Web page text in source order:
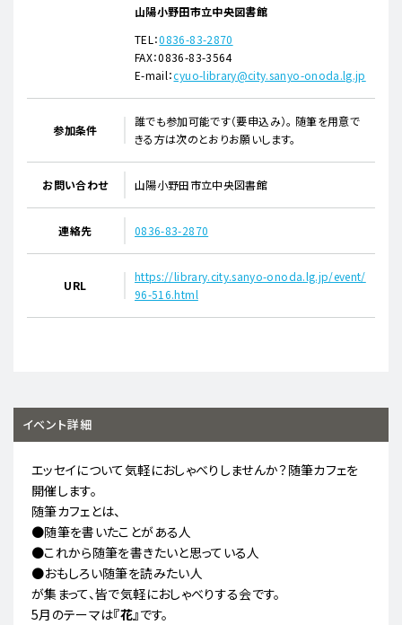
山陽小野田市立中央図書館
TEL：0836-83-2870
FAX：0836-83-3564
E-mail：cyuo-library@city.sanyo-onoda.lg.jp
参加条件
誰でも参加可能です（要申込み）。 随筆を用意で
きる方は次のとおりお願いします。
お問い合わせ 山陽小野田市立中央図書館
連絡先 0836-83-2870
URL
https://library.city.sanyo-onoda.lg.jp/event/
96-516.html
イベント詳細
エッセイについて気軽におしゃべりしませんか？随筆カフェを
開催します。
随筆カフェとは、
●随筆を書いたことがある人
●これから随筆を書きたいと思っている人
●おもしろい随筆を読みたい人
が集まって、皆で気軽におしゃべりする会です。
5月のテーマは『花』です。